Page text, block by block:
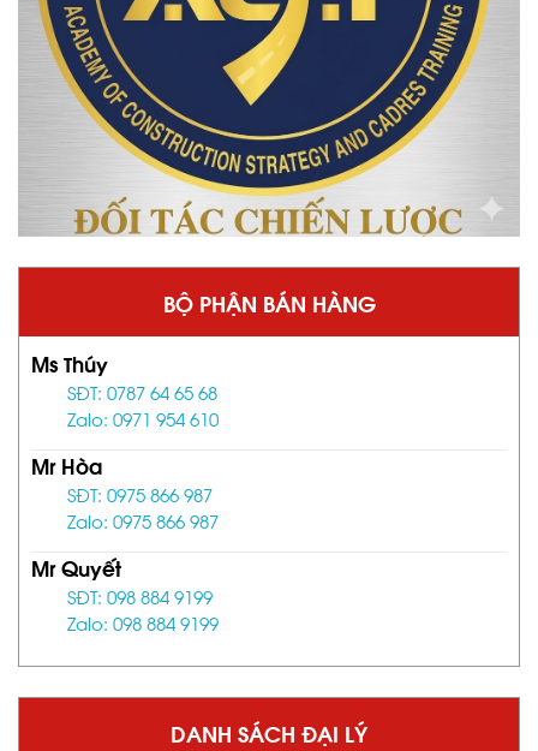
BỘ PHẬN BÁN HÀNG
Ms Thúy
SĐT: 0787 64 65 68
Zalo: 0971 954 610
Mr Hòa
SĐT: 0975 866 987
Zalo: 0975 866 987
Mr Quyết
SĐT: 098 884 9199
Zalo: 098 884 9199
DANH SÁCH ĐẠI LÝ